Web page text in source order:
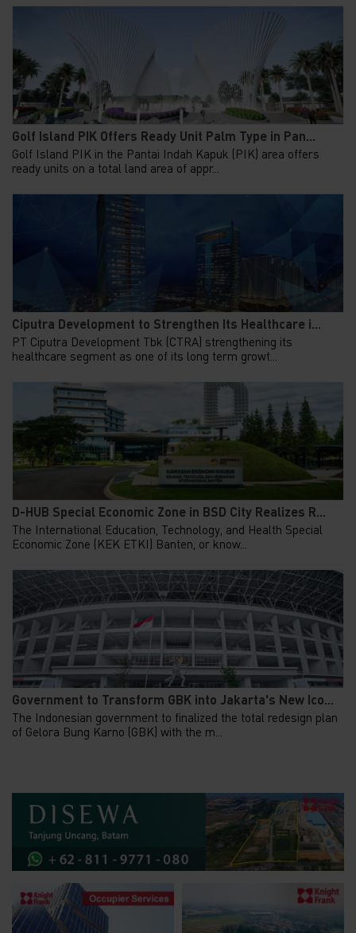
Golf Island PIK Offers Ready Unit Palm Type in Pan...
Golf Island PIK in the Pantai Indah Kapuk (PIK) area offers
ready units on a total land area of appr...
Ciputra Development to Strengthen Its Healthcare i...
PT Ciputra Development Tbk (CTRA) strengthening its
healthcare segment as one of its long term growt...
D-HUB Special Economic Zone in BSD City Realizes R...
The International Education, Technology, and Health Special
Economic Zone (KEK ETKI) Banten, or know...
Government to Transform GBK into Jakarta's New Ico...
The Indonesian government to finalized the total redesign plan
of Gelora Bung Karno (GBK) with the m...